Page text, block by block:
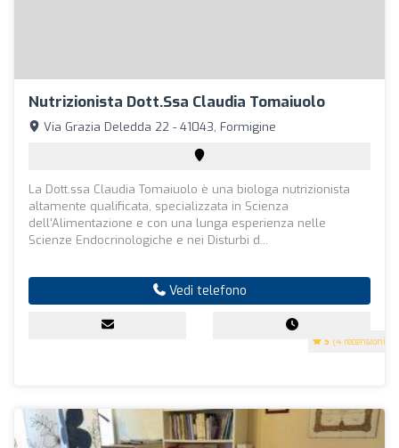
Nutrizionista Dott.ssa Claudia Tomaiuolo
5 (4 recensioni)
Via Grazia Deledda 22 - 41043, Formigine
La Dott.ssa Claudia Tomaiuolo è una biologa nutrizionista
altamente qualificata, specializzata in Scienza
dell'Alimentazione e con una lunga esperienza nelle
Scienze Endocrinologiche e nei Disturbi d...
Vedi telefono